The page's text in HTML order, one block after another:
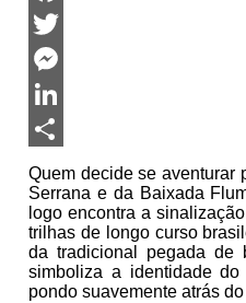
Facebook
Twitter
Messenger
LinkedIn
Share
Quem decide se aventurar
Serrana e da Baixada
logo encontra a
trilhas de longo curso
da tradicional pegada de
simboliza a identidade
pondo suavemente atrás